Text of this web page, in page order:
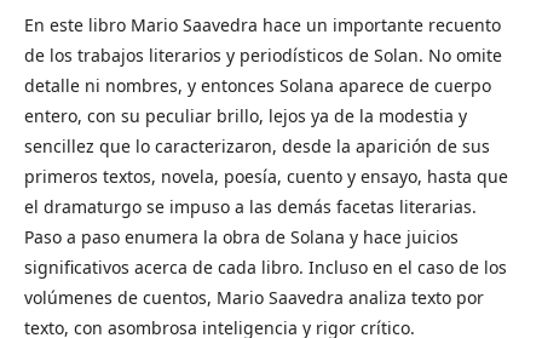
En este libro Mario Saavedra hace un importante recuento
de los trabajos literarios y periodísticos de Solan. No omite
detalle ni nombres, y entonces Solana aparece de cuerpo
entero, con su peculiar brillo, lejos ya de la modestia y
sencillez que lo caracterizaron, desde la aparición de sus
primeros textos, novela, poesía, cuento y ensayo, hasta que
el dramaturgo se impuso a las demás facetas literarias.
Paso a paso enumera la obra de Solana y hace juicios
significativos acerca de cada libro. Incluso en el caso de los
volúmenes de cuentos, Mario Saavedra analiza texto por
texto, con asombrosa inteligencia y rigor crítico.